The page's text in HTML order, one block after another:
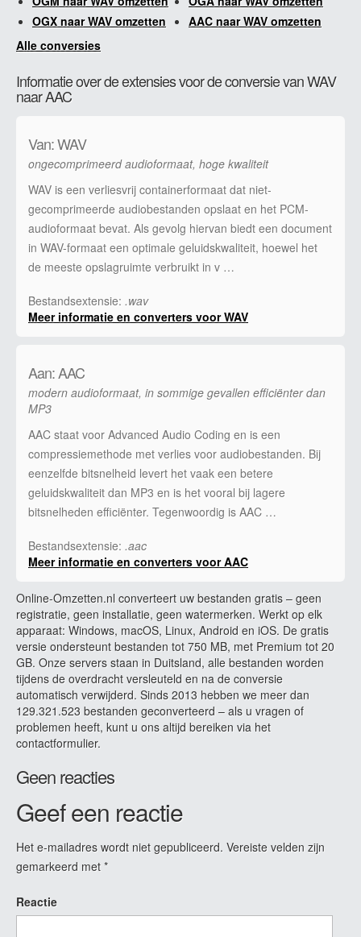
OGX naar WAV omzetten
AAC naar WAV omzetten
Alle conversies
Informatie over de extensies voor de conversie van WAV
naar AAC
Van: WAV
ongecomprimeerd audioformaat, hoge kwaliteit
WAV is een verliesvrij containerformaat dat niet-
gecomprimeerde audiobestanden opslaat en het PCM-
audioformaat bevat. Als gevolg hiervan biedt een document
in WAV-formaat een optimale geluidskwaliteit, hoewel het
de meeste opslagruimte verbruikt in v …
Bestandsextensie: .wav
Meer informatie en converters voor WAV
Aan: AAC
modern audioformaat, in sommige gevallen efficiënter dan
MP3
AAC staat voor Advanced Audio Coding en is een
compressiemethode met verlies voor audiobestanden. Bij
eenzelfde bitsnelheid levert het vaak een betere
geluidskwaliteit dan MP3 en is het vooral bij lagere
bitsnelheden efficiënter. Tegenwoordig is AAC …
Bestandsextensie: .aac
Meer informatie en converters voor AAC
Online-Omzetten.nl converteert uw bestanden gratis – geen
registratie, geen installatie, geen watermerken. Werkt op elk
apparaat: Windows, macOS, Linux, Android en iOS. De gratis
versie ondersteunt bestanden tot 750 MB, met Premium tot 20
GB. Onze servers staan in Duitsland, alle bestanden worden
tijdens de overdracht versleuteld en na de conversie
automatisch verwijderd. Sinds 2013 hebben we meer dan
129.321.523 bestanden geconverteerd – als u vragen of
problemen heeft, kunt u ons altijd bereiken via het
contactformulier.
Geen reacties
Geef een reactie
Het e-mailadres wordt niet gepubliceerd. Vereiste velden zijn
gemarkeerd met *
Reactie